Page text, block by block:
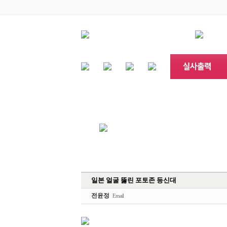
일본 얼굴 뚫린 포토존 등신대
전윤정 Email